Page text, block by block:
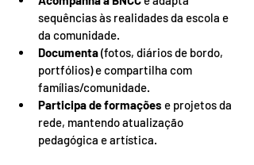
sequências às realidades da escola e
da comunidade.
Documenta (fotos, diários de bordo,
portfólios) e compartilha com
famílias/comunidade.
Participa de formações e projetos da
rede, mantendo atualização
pedagógica e artística.